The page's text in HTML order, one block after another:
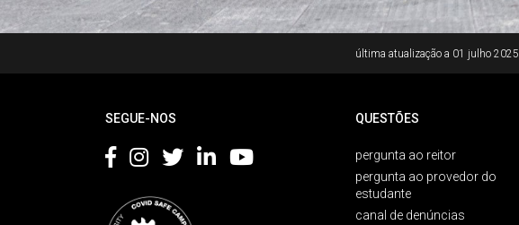
última atualização a 01 julho 2025
SEGUE-NOS QUESTÕES
pergunta ao reitor
pergunta ao provedor do
estudante
canal de denúncias